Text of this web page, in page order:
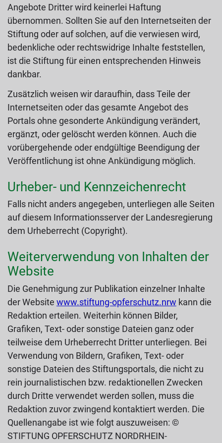
Angebote Dritter wird keinerlei Haftung
übernommen. Sollten Sie auf den Internetseiten der
Stiftung oder auf solchen, auf die verwiesen wird,
bedenkliche oder rechtswidrige Inhalte feststellen,
ist die Stiftung für einen entsprechenden Hinweis
dankbar.
Zusätzlich weisen wir daraufhin, dass Teile der
Internetseiten oder das gesamte Angebot des
Portals ohne gesonderte Ankündigung verändert,
ergänzt, oder gelöscht werden können. Auch die
vorübergehende oder endgültige Beendigung der
Veröffentlichung ist ohne Ankündigung möglich.
Urheber- und Kennzeichenrecht
Falls nicht anders angegeben, unterliegen alle Seiten
auf diesem Informationsserver der Landesregierung
dem Urheberrecht (Copyright).
Weiterverwendung von Inhalten der
Website
Die Genehmigung zur Publikation einzelner Inhalte
der Website www.stiftung-opferschutz.nrw kann die
Redaktion erteilen. Weiterhin können Bilder,
Grafiken, Text- oder sonstige Dateien ganz oder
teilweise dem Urheberrecht Dritter unterliegen. Bei
Verwendung von Bildern, Grafiken, Text- oder
sonstige Dateien des Stiftungsportals, die nicht zu
rein journalistischen bzw. redaktionellen Zwecken
durch Dritte verwendet werden sollen, muss die
Redaktion zuvor zwingend kontaktiert werden. Die
Quellenangabe ist wie folgt auszuweisen: ©
STIFTUNG OPFERSCHUTZ NORDRHEIN-